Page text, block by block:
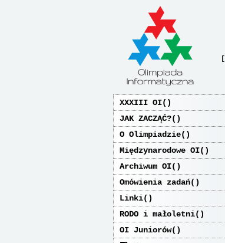
[
XXXIII OI
JAK ZACZĄĆ?
O Olimpiadzie
Międzynarodowe OI
Archiwum OI
Omówienia zadań
Linki
RODO i małoletni
OI Juniorów